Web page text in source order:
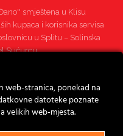
smještena u Klisu
kupaca i korisnika servisa
u Splitu – Solinska
Sućurcu.
web-stranica, ponekad na
datoteke poznate
velikih web-mjesta.